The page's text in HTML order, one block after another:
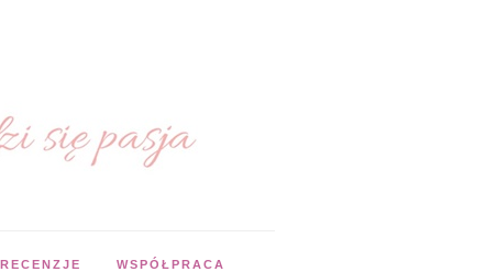
RECENZJE WSPÓŁPRACA